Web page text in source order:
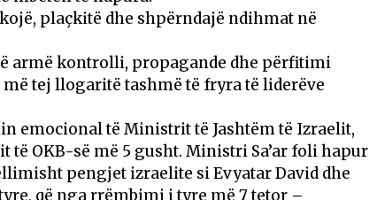
plaçkitë dhe shpërndajë ndihmat në
armë kontrolli, propagande dhe përfitimi
tej llogaritë tashmë të fryra të liderëve
emocional të Ministrit të Jashtëm të Izraelit,
të OKB-së më 5 gusht. Ministri Sa’ar foli hapur
pengjet izraelite si Evyatar David dhe
që nga rrëmbimi i tyre më 7 tetor –